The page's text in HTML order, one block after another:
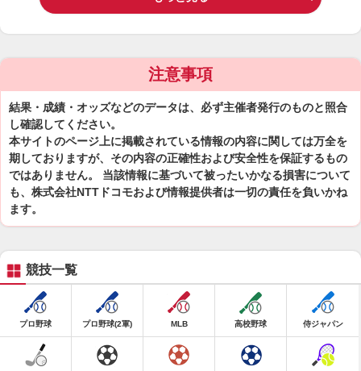
注意事項
結果・成績・オッズなどのデータは、必ず主催者発行のものと照合
し確認してください。
本サイトのページ上に掲載されている情報の内容に関しては万全を
期しておりますが、その内容の正確性および安全性を保証するもの
ではありません。 当該情報に基づいて被ったいかなる損害について
も、株式会社NTTドコモおよび情報提供者は一切の責任を負いかね
ます。
競技一覧
プロ野球 プロ野球(2軍) MLB 高校野球 侍ジャパン